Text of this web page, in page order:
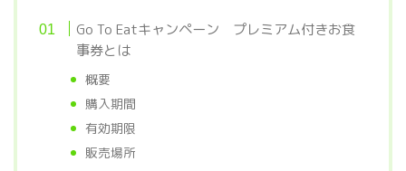
Go To Eatキャンペーン プレミアム付きお食
事券とは
概要
購入期間
有効期限
販売場所